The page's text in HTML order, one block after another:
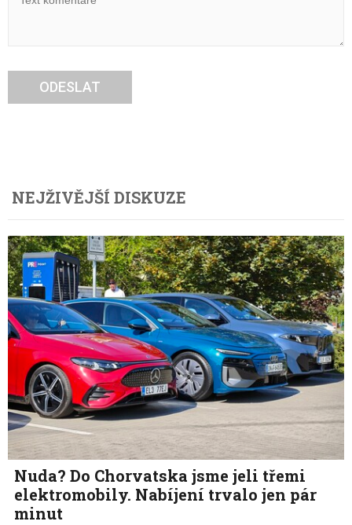
ODESLAT
NEJŽIVĚJŠÍ DISKUZE
Nuda? Do Chorvatska jsme jeli třemi
elektromobily. Nabíjení trvalo jen pár
minut